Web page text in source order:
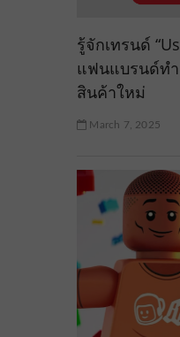
รู้จักเทรนด์
แฟนแบรนด์ทำ
สินค้าใหม่
March 7, 2025